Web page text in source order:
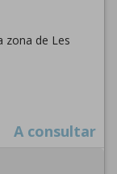
zona de Les
A consultar